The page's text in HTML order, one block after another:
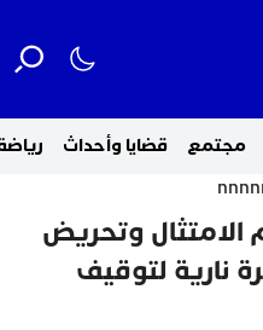
مجتمع قضايا وأحداث
وتحريض
نارية لتوقيف